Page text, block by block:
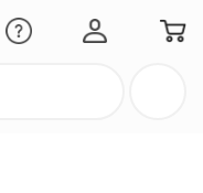
Minha Conta